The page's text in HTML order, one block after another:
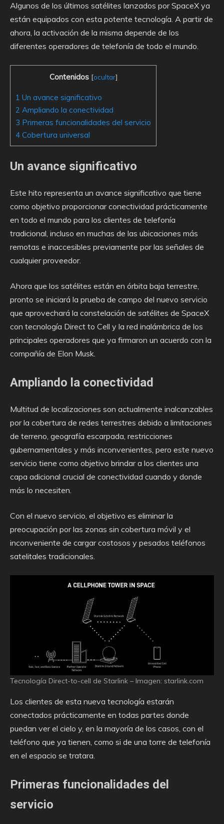
Algunos de los últimos satélites lanzados por SpaceX ya
están equipados con esta potente tecnología. A partir de
ahora, la activación de la misma depende de los
diferentes operadores de telefonía de todo el mundo.
Contenidos [ocultar]
1 Un avance significativo
2 Ampliando la conectividad
3 Primeras funcionalidades del servicio
4 Cobertura universal
Un avance significativo
Este hito representa un avance significativo que tiene
como objetivo proporcionar conectividad prácticamente
en todo el mundo para los clientes de telefonía
tradicional, incluso en muchas de las ubicaciones más
remotas e inaccesibles previamente por las señales de
cualquier proveedor.
Ahora que los satélites están en órbita baja terrestre,
pronto se iniciará la prueba de campo del nuevo servicio
que aprovechará la constelación de satélites de SpaceX
con tecnología Direct to Cell y la red inalámbrica de los
principales operadores que ya firmaron un acuerdo con la
compañía de Elon Musk.
Ampliando la conectividad
Multitud de localizaciones son actualmente inalcanzables
por la cobertura de redes terrestres debido a limitaciones
de terreno, geografía escarpada, restricciones
gubernamentales y más inconvenientes, pero este nuevo
servicio tiene como objetivo brindar a los clientes una
capa adicional crucial de conectividad cuando y donde
más lo necesiten.
Con el nuevo servicio, el objetivo es eliminar la
preocupación por las zonas sin cobertura móvil y el
inconveniente de cargar costosos y pesados teléfonos
satelitales tradicionales.
Tecnología Direct-to-cell de Starlink – Imagen: starlink.com
Los clientes de esta nueva tecnología estarán
conectados prácticamente en todas partes donde
puedan ver el cielo y, en la mayoría de los casos, con el
teléfono que ya tienen, como si de una torre de telefonía
en el espacio se tratara.
Primeras funcionalidades del
servicio